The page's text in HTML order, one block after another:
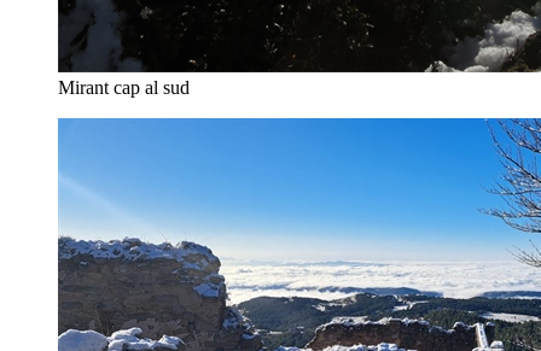
Mirant cap al sud